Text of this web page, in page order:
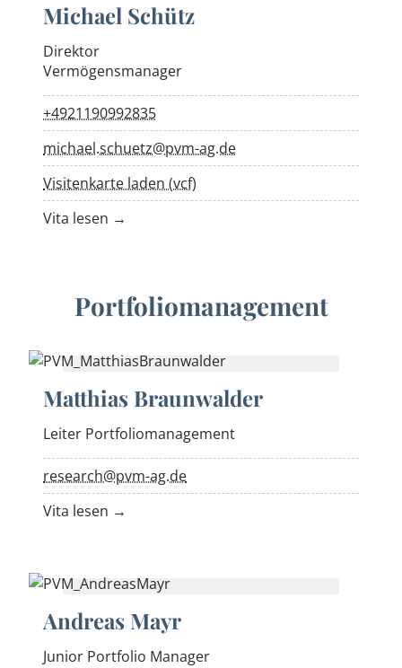
Michael Schütz
Direktor
Vermögensmanager
+4921190992835
michael.schuetz@pvm-ag.de
Visitenkarte laden (vcf)
Vita lesen →
Portfoliomanagement
Matthias Braunwalder
Leiter Portfoliomanagement
research@pvm-ag.de
Vita lesen →
Andreas Mayr
Junior Portfolio Manager